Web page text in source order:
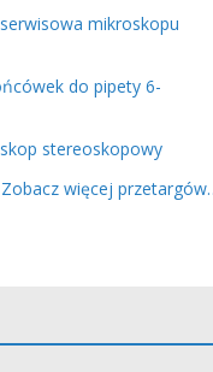
mikroskopu
do pipety 6-
stereoskopowy
Zobacz więcej